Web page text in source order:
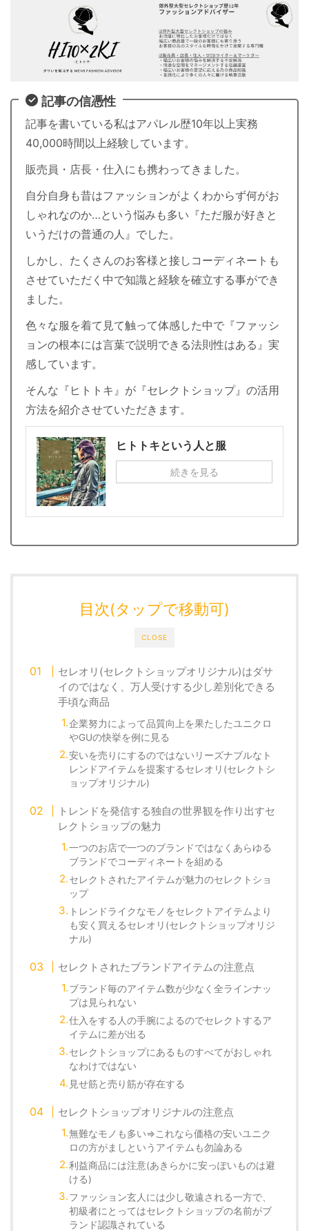
記事の信憑性
記事を書いている私はアパレル歴10年以上実務
40,000時間以上経験しています。
販売員・店長・仕入にも携わってきました。
自分自身も昔はファッションがよくわからず何がお
しゃれなのか…という悩みも多い『ただ服が好きと
いうだけの普通の人』でした。
しかし、たくさんのお客様と接しコーディネートも
させていただく中で知識と経験を確立する事ができ
ました。
色々な服を着て見て触って体感した中で『ファッシ
ョンの根本には言葉で説明できる法則性はある』実
感しています。
そんな『ヒトトキ』が『セレクトショップ』の活用
方法を紹介させていただきます。
ヒトトキという人と服
続きを見る
CLOSE
目次(タップで移動可)
セレオリ(セレクトショップオリジナル)はダサ
イのではなく、万人受けする少し差別化できる
手頃な商品
企業努力によって品質向上を果たしたユニクロ
やGUの快挙を例に見る
安いを売りにするのではないリーズナブルなト
レンドアイテムを提案するセレオリ(セレクトシ
ョップオリジナル)
トレンドを発信する独自の世界観を作り出すセ
レクトショップの魅力
一つのお店で一つのブランドではなくあらゆる
ブランドでコーディネートを組める
セレクトされたアイテムが魅力のセレクトショ
ップ
トレンドライクなモノをセレクトアイテムより
も安く買えるセレオリ(セレクトショップオリジ
ナル)
セレクトされたブランドアイテムの注意点
ブランド毎のアイテム数が少なく全ラインナッ
プは見られない
仕入をする人の手腕によるのでセレクトするア
イテムに差が出る
セレクトショップにあるものすべてがおしゃれ
なわけではない
見せ筋と売り筋が存在する
セレクトショップオリジナルの注意点
無難なモノも多い⇒これなら価格の安いユニク
ロの方がましというアイテムも勿論ある
利益商品には注意(あきらかに安っぽいものは避
ける)
ファッション玄人には少し敬遠される一方で、
初級者にとってはセレクトショップの名前がブ
ランド認識されている